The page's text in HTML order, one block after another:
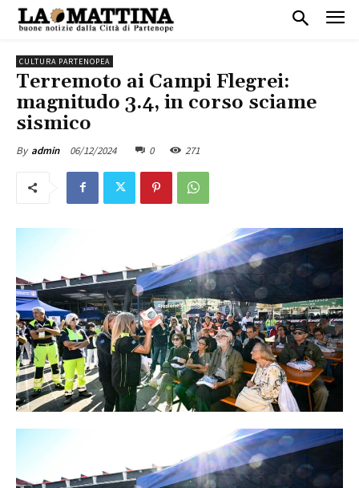
CULTURA PARTENOPEA
Terremoto ai Campi Flegrei:
magnitudo 3.4, in corso sciame
sismico
By admin 06/12/2024 0 271